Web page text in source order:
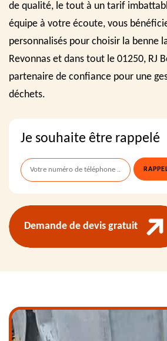
de qualité, le tout à un tarif
équipe à votre écoute, vous
personnalisés pour choisir la benne
Revonnas et dans tout le 01250, RJ
partenaire de confiance pour une
déchets.
Je souhaite être rappelé
Demande de devis gratuit